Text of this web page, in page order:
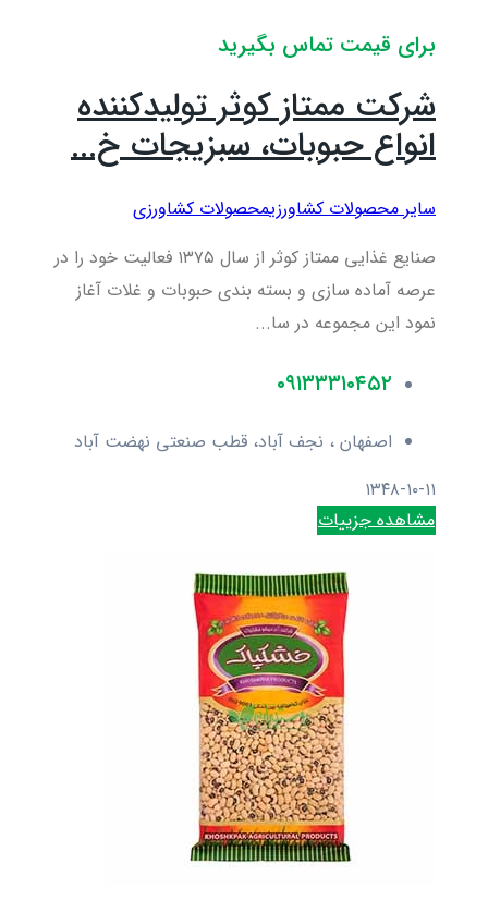
برای قیمت تماس بگیرید
شرکت ممتاز کوثر تولیدکننده
انواع حبوبات، سبزیجات خ...
سایر محصولات کشاورزیمحصولات کشاورزی
صنایع غذایی ممتاز کوثر از سال ۱۳۷۵ فعالیت خود را در
عرصه آماده سازی و بسته بندی حبوبات و غلات آغاز
نمود این مجموعه در سا...
۰۹۱۳۳۳۱۰۴۵۲
اصفهان ، نجف آباد، قطب صنعتی نهضت آباد
۱۳۴۸-۱۰-۱۱
مشاهده جزییات